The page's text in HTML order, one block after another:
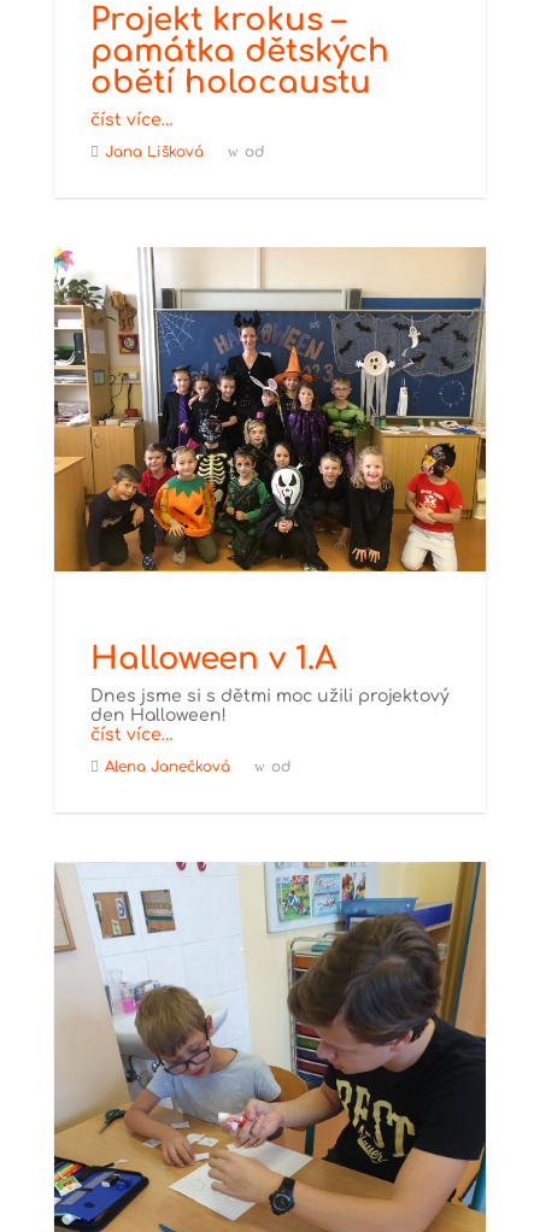
Projekt krokus –
památka dětských
obětí holocaustu
číst více…
Jana Lišková od
Halloween v 1.A
Dnes jsme si s dětmi moc užili projektový
den Halloween!
číst více…
Alena Janečková od